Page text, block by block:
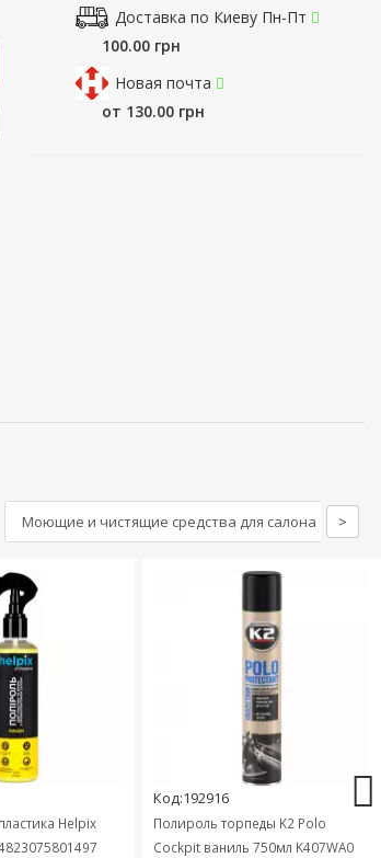
Доставка по Киеву Пн-Пт
100.00 грн
Новая почта
от 130.00 грн
Моющие и чистящие средства для салона >
Helpix
Код:192916
Полироль торпеды K2 Polo
Cockpit ваниль 750мл K407WA0